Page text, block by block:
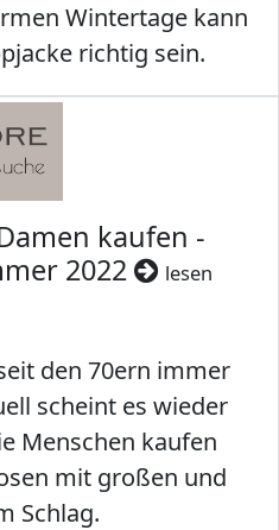
Wintertage kann
richtig sein.
kaufen -
2022
lesen
den 70ern immer
scheint es wieder
Menschen kaufen
mit großen und
Schlag.